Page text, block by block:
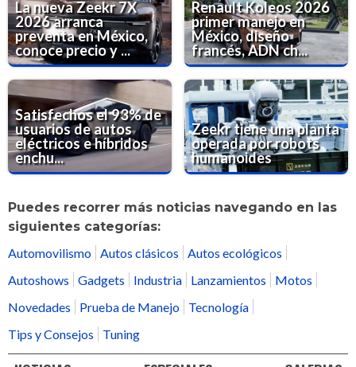
La nueva Zeekr 7X
2026 arranca
preventa en México,
conoce precio y ...
Renault Koleos 2026
primer manejo en
México, diseño
francés, ADN ch...
Satisfechos el 93% de
usuarios de autos
eléctricos e híbridos
enchu...
Zeekr tiene una planta
operada por robots
humanoides
Puedes recorrer más noticias navegando en las
siguientes categorías:
Automovilismo Autos clásicos
Autos ecológicos
Autoshows
Gadgets Industria Lanzamientos
Motos
Novedades
Prueba de Manejo
Tecnología
Tips y Consejos
Tuning